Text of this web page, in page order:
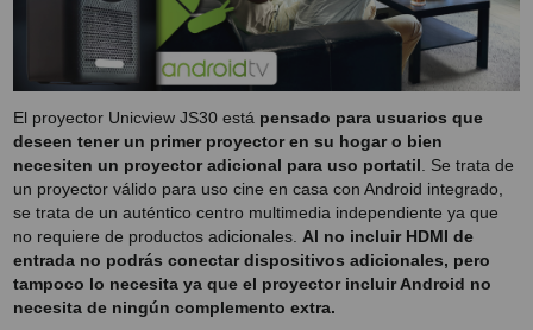
PROYECTOR PARA FUTBOL
PROYECTORES 2K O 4K
NATIVOS
REACONDICIONADOS
SUPER OFERTAS
¿QUÉ MODELO NECESITO?
OFERTAS DESTACADAS
TIPOS DE PROYECTOR
El proyector Unicview JS30 está pensado para usuarios que
deseen tener un primer proyector en su hogar o bien
necesiten un proyector adicional para uso portatil. Se trata de
un proyector válido para uso cine en casa con Android integrado,
se trata de un auténtico centro multimedia independiente ya que
no requiere de productos adicionales. Al no incluir HDMI de
entrada no podrás conectar dispositivos adicionales, pero
tampoco lo necesita ya que el proyector incluir Android no
necesita de ningún complemento extra.